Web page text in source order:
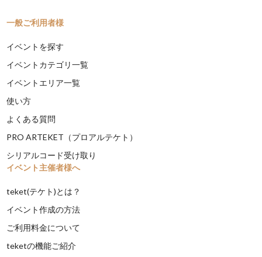
一般ご利用者様
イベントを探す
イベントカテゴリ一覧
イベントエリア一覧
使い方
よくある質問
PRO ARTEKET（プロアルテケト）
シリアルコード受け取り
イベント主催者様へ
teket(テケト)とは？
イベント作成の方法
ご利用料金について
teketの機能ご紹介